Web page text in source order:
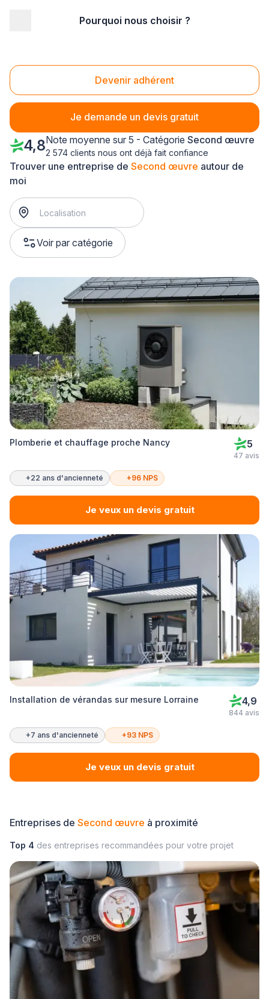
Pourquoi nous choisir ?
Devenir adhérent
Je demande un devis gratuit
Second œuvre Essey-lès-Nancy (54270)
Trouver une entreprise de Second œuvre autour de
moi
Voir par catégorie
4,8Note moyenne sur 5 - Catégorie Second œuvre
2 574 clients nous ont déjà fait confiance
Plomberie et chauffage proche Nancy 5
47 avis
+22 ans d'ancienneté +96 NPS
Je veux un devis gratuit
Installation de vérandas sur mesure Lorraine 4,9
844 avis
+7 ans d'ancienneté +93 NPS
Je veux un devis gratuit
Entreprises de Second œuvre à proximité
Top 4 des entreprises recommandées pour votre projet